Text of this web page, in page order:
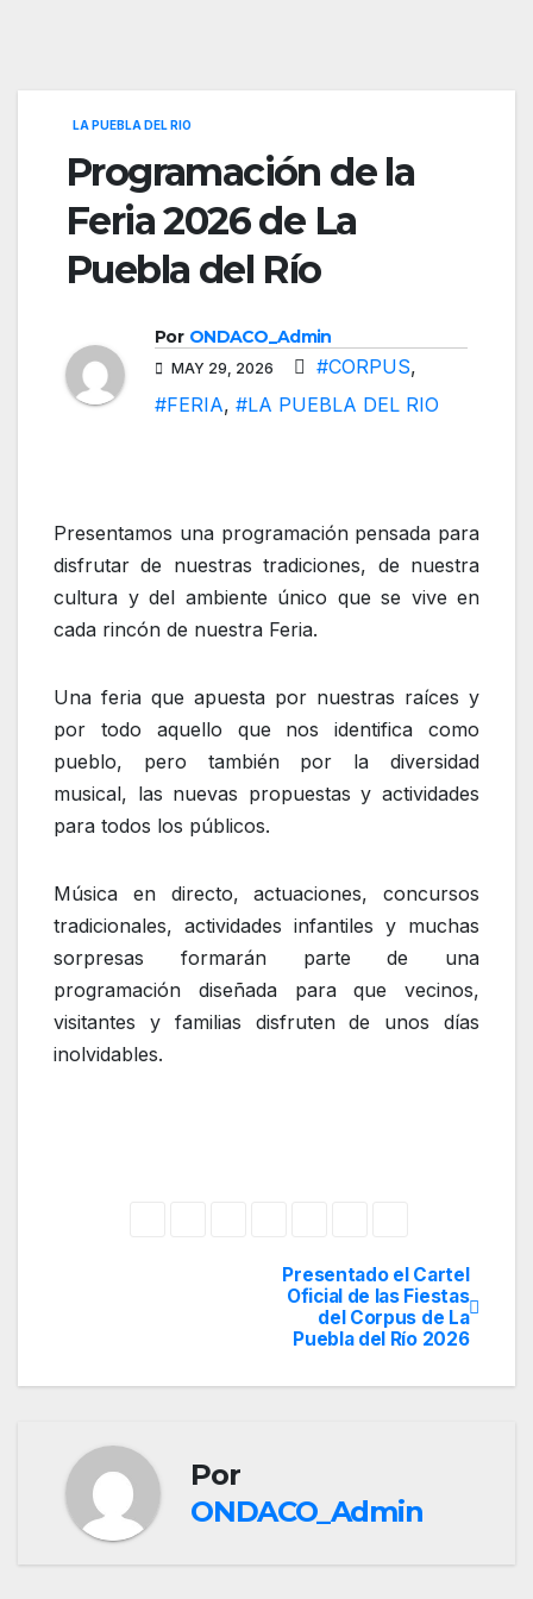
LA PUEBLA DEL RIO
Programación de la
Feria 2026 de La
Puebla del Río
Por ONDACO_Admin
MAY 29, 2026 #CORPUS,
#FERIA, #LA PUEBLA DEL RIO
Presentamos una programación pensada para
disfrutar de nuestras tradiciones, de nuestra
cultura y del ambiente único que se vive en
cada rincón de nuestra Feria.
Una feria que apuesta por nuestras raíces y
por todo aquello que nos identifica como
pueblo, pero también por la diversidad
musical, las nuevas propuestas y actividades
para todos los públicos.
Música en directo, actuaciones, concursos
tradicionales, actividades infantiles y muchas
sorpresas formarán parte de una
programación diseñada para que vecinos,
visitantes y familias disfruten de unos días
inolvidables.
entradas
Presentado el Cartel
Oficial de las Fiestas
del Corpus de La
Puebla del Río 2026
Por
ONDACO_Admin